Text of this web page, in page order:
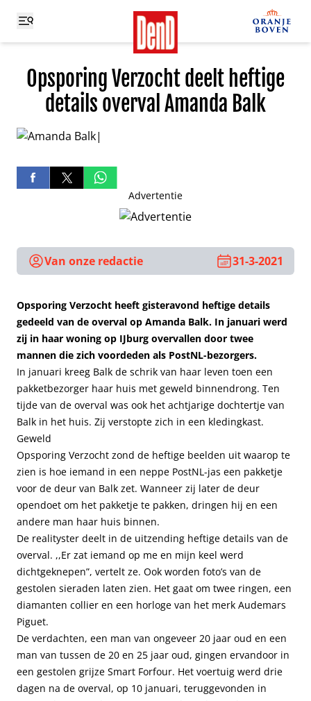
Opsporing Verzocht deelt heftige
details overval Amanda Balk
Advertentie
Van onze redactie 31-3-2021
Opsporing Verzocht heeft gisteravond heftige details
gedeeld van de overval op Amanda Balk. In januari werd
zij in haar woning op IJburg overvallen door twee
mannen die zich voordeden als PostNL-bezorgers.
In januari kreeg Balk de schrik van haar leven toen een
pakketbezorger haar huis met geweld binnendrong. Ten
tijde van de overval was ook het achtjarige dochtertje van
Balk in het huis. Zij verstopte zich in een kledingkast.
Geweld
Opsporing Verzocht zond de heftige beelden uit waarop te
zien is hoe iemand in een neppe PostNL-jas een pakketje
voor de deur van Balk zet. Wanneer zij later de deur
opendoet om het pakketje te pakken, dringen hij en een
andere man haar huis binnen.
De realityster deelt in de uitzending heftige details van de
overval. ,,Er zat iemand op me en mijn keel werd
dichtgeknepen”, vertelt ze. Ook worden foto’s van de
gestolen sieraden laten zien. Het gaat om twee ringen, een
diamanten collier en een horloge van het merk Audemars
Piguet.
De verdachten, een man van ongeveer 20 jaar oud en een
man van tussen de 20 en 25 jaar oud, gingen ervandoor in
een gestolen grijze Smart Forfour. Het voertuig werd drie
dagen na de overval, op 10 januari, teruggevonden in